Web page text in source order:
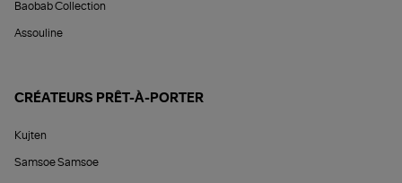
Baobab Collection
Assouline
CRÉATEURS PRÊT-À-PORTER
Kujten
Samsoe Samsoe